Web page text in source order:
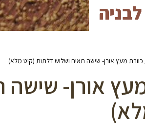
מעץ אורן- שישה תאים ושלוש דלתות (קיט מלא)
אורן-